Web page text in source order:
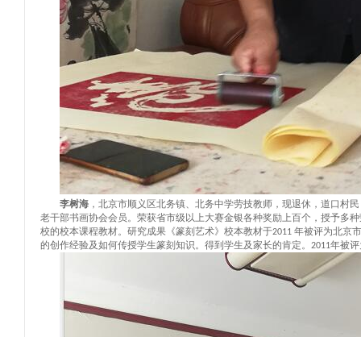
李树海 ，北京市顺义区北务镇、 北务中学劳技教师 ， 现退休，道口村
老干部书画协会会员。荣获省市级以上大赛金银各种奖励上百个，授予多
校的校本课程教材。研究成果《篆刻艺术》校本教材于2011 年被评为北京
的创作经验及如何传授学生篆刻知识。得到学生及家长的肯定。 2011年被